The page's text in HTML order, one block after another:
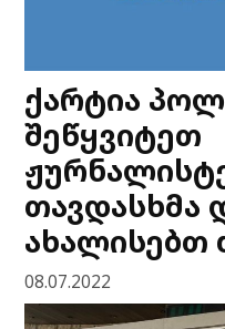
ქარტია
შეწყვიტეთ
თავდასხმა
ახალისებთ
08.07.2022